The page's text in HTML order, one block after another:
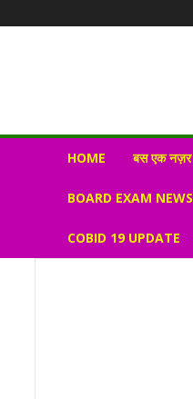
HOME बस एक नज़र
BOARD EXAM NEWS
COBID 19 UPDATE